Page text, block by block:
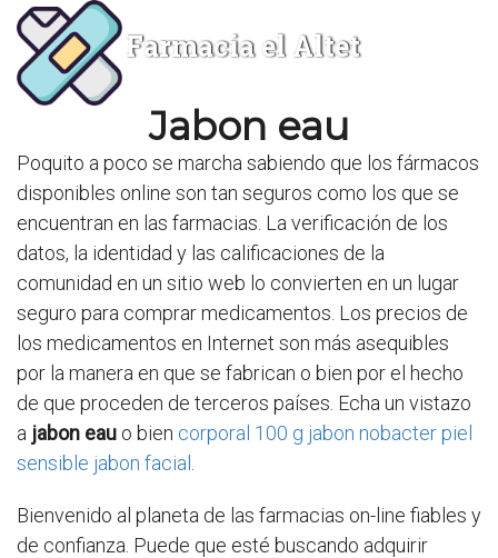
Farmacia el Altet
Jabon eau
Poquito a poco se marcha sabiendo que los fármacos
disponibles online son tan seguros como los que se
encuentran en las farmacias. La verificación de los
datos, la identidad y las calificaciones de la
comunidad en un sitio web lo convierten en un lugar
seguro para comprar medicamentos. Los precios de
los medicamentos en Internet son más asequibles
por la manera en que se fabrican o bien por el hecho
de que proceden de terceros países. Echa un vistazo
a jabon eau o bien corporal 100 g jabon nobacter piel
sensible jabon facial
Bienvenido al planeta de las farmacias on-line fiables y
de confianza. Puede que esté buscando adquirir